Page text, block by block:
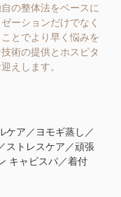
の整体法をベースに
ーションだけでなく
とでより早く悩みを
術の提供とホスピタ
えします。
ケア／ヨモギ蒸し／
ストレスケア／頑張
キャビスパ／​着付